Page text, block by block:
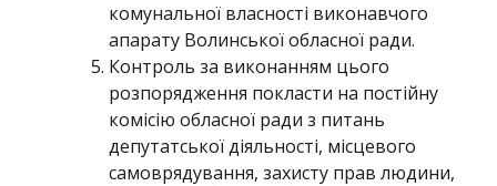
комунальної власності виконавчого
апарату Волинської обласної ради.
Контроль за виконанням цього
розпорядження покласти на постійну
комісію обласної ради з питань
депутатської діяльності, місцевого
самоврядування, захисту прав людини,